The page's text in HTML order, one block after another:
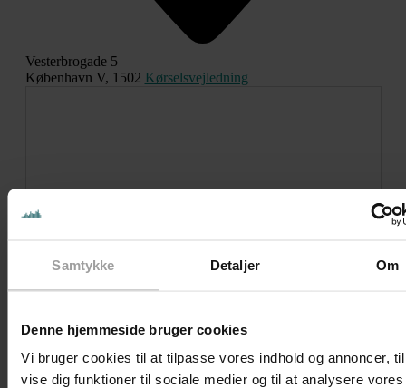
Samtykke Detaljer Om
Denne hjemmeside bruger cookies
Vi bruger cookies til at tilpasse vores indhold og annoncer,
vise dig funktioner til sociale medier og til at analysere
Vesterbrogade 5
København V, 1502 Kørselsvejledning
Notice
Ingen resultater fundet.
dato.